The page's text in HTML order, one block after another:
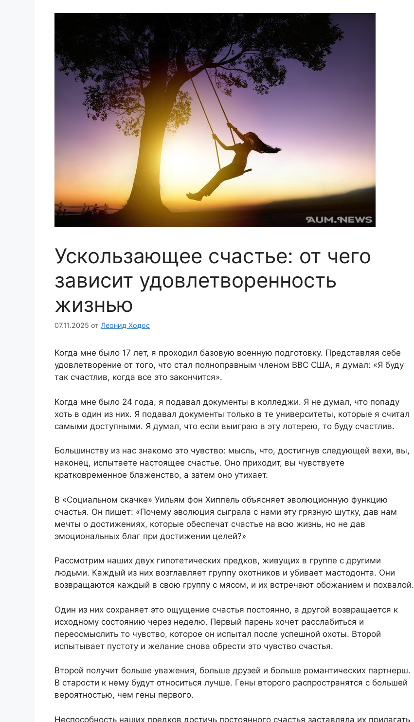
Ускользающее счастье: от чего
зависит удовлетворенность
жизнью
07.11.2025 от Леонид Ходос
Когда мне было 17 лет, я проходил базовую военную подготовку. Представляя себе
удовлетворение от того, что стал полноправным членом ВВС США, я думал: «Я буду
так счастлив, когда все это закончится».
Когда мне было 24 года, я подавал документы в колледжи. Я не думал, что попаду
хоть в один из них. Я подавал документы только в те университеты, которые я считал
самыми доступными. Я думал, что если выиграю в эту лотерею, то буду счастлив.
Большинству из нас знакомо это чувство: мысль, что, достигнув следующей вехи, вы,
наконец, испытаете настоящее счастье. Оно приходит, вы чувствуете
кратковременное блаженство, а затем оно утихает.
В «Социальном скачке» Уильям фон Хиппель объясняет эволюционную функцию
счастья. Он пишет: «Почему эволюция сыграла с нами эту грязную шутку, дав нам
мечты о достижениях, которые обеспечат счастье на всю жизнь, но не дав
эмоциональных благ при достижении целей?»
Рассмотрим наших двух гипотетических предков, живущих в группе с другими
людьми. Каждый из них возглавляет группу охотников и убивает мастодонта. Они
возвращаются каждый в свою группу с мясом, и их встречают обожанием и похвалой.
Один из них сохраняет это ощущение счастья постоянно, а другой возвращается к
исходному состоянию через неделю. Первый парень хочет расслабиться и
переосмыслить то чувство, которое он испытал после успешной охоты. Второй
испытывает пустоту и желание снова обрести это чувство счастья.
Второй получит больше уважения, больше друзей и больше романтических партнерш.
В старости к нему будут относиться лучше. Гены второго распространятся с большей
вероятностью, чем гены первого.
Неспособность наших предков достичь постоянного счастья заставляла их прилагать